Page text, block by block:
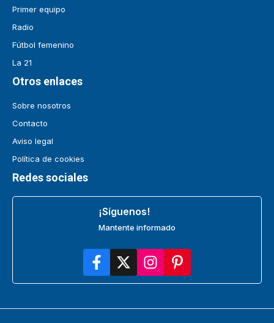
Primer equipo
Radio
Fútbol femenino
La 21
Otros enlaces
Sobre nosotros
Contacto
Aviso legal
Política de cookies
Redes sociales
¡Síguenos!
Mantente informado